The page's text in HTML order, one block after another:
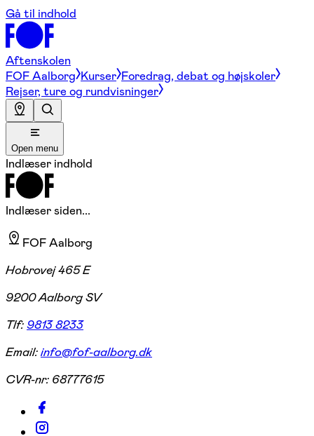
Gå til indhold
Aftenskolen
FOF Aalborg Kurser Foredrag, debat og højskoler
Rejser, ture og rundvisninger
Open menu
Indlæser indhold
Indlæser siden...
FOF Aalborg
Hobrovej 465 E
9200 Aalborg SV
Tlf:9813 8233
Email:info@fof-aalborg.dk
CVR-nr: 68777615